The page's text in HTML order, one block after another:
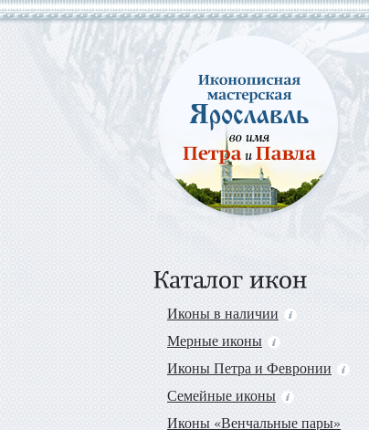
Иконы в наличии
Мерные иконы
Иконы Петра и Февронии
Семейные иконы
Иконы «Венчальные пары»